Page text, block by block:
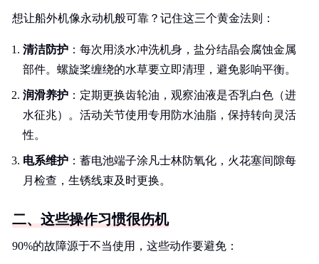
想让船外机像永动机般可靠？记住这三个黄金法则：
清洁防护 ：每次用淡水冲洗机身，盐分结晶会腐蚀金属
部件。螺旋桨缠绕的水草要立即清理，避免影响平衡。
润滑养护 ：定期更换齿轮油，观察油液是否乳白色（进
水征兆）。活动关节使用专用防水油脂，保持转向灵活
性。
电系维护 ：蓄电池端子涂凡士林防氧化，火花塞间隙每
月检查，生锈线束及时更换。
二、这些操作习惯很伤机
90%的故障源于不当使用，这些动作要避免：